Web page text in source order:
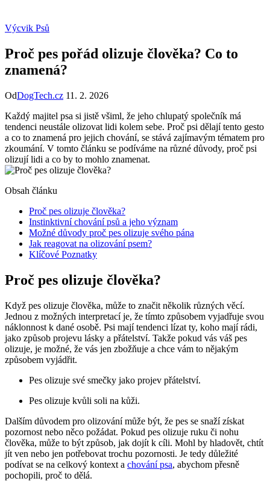
Výcvik Psů
Proč pes pořád olizuje člověka? Co to
znamená?
OdDogTech.cz 11. 2. 2026
Každý majitel psa si jistě všiml, že jeho chlupatý společník má
tendenci neustále olizovat lidi kolem sebe. Proč psi dělají tento gesto
a co to znamená pro jejich chování, se stává zajímavým tématem pro
zkoumání. V tomto článku se podíváme na různé důvody, proč psi
olizují lidi a co by to mohlo znamenat.
Obsah článku
Proč pes olizuje člověka?
Instinktivní chování psů a jeho význam
Možné důvody proč pes olizuje svého pána
Jak reagovat na olizování psem?
Klíčové Poznatky
Proč pes olizuje člověka?
Když pes olizuje člověka, může to značit několik různých věcí.
Jednou z možných interpretací je, že tímto způsobem vyjadřuje svou
náklonnost k dané osobě. Psi mají tendenci lízat ty, koho mají rádi,
jako způsob projevu lásky a přátelství. Takže pokud vás váš pes
olizuje, je možné, že vás jen zbožňuje a chce vám to nějakým
způsobem vyjádřit.
Pes olizuje své smečky jako projev přátelství.
Pes olizuje kvůli soli na kůži.
Dalším důvodem pro olizování může být, že pes se snaží získat
pozornost nebo něco požádat. Pokud pes olizuje ruku či nohu
člověka, může to být způsob, jak dojít k cíli. Mohl by hladovět, chtít
jít ven nebo jen potřebovat trochu pozornosti. Je tedy důležité
podívat se na celkový kontext a chování psa, abychom přesně
pochopili, proč to dělá.